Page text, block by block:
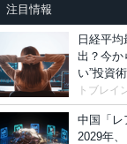
注目情報
日経平
出？今か
い”投資
トブレイ
中国「レ
2029年